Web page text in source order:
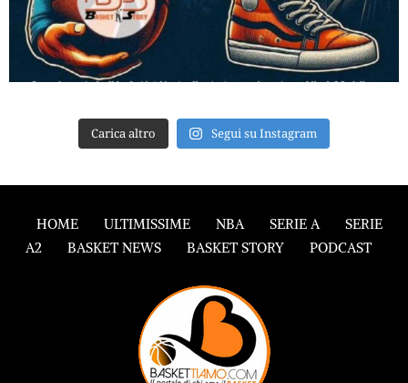
Carica altro Segui su Instagram
HOME ULTIMISSIME NBA SERIE A
SERIE
A2
BASKET NEWS BASKET STORY PODCAST